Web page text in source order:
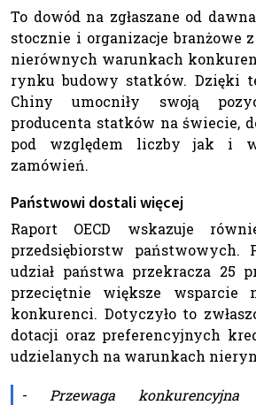
To dowód na zgłaszane od
stocznie i organizacje branżowe
nierównych warunkach
rynku budowy statków. Dzięki
Chiny umocniły swoją
producenta statków na świecie,
pod względem liczby jak i
zamówień.
Państwowi dostali więcej
Raport OECD wskazuje
przedsiębiorstw
udział państwa przekracza 25
przeciętnie większe
konkurenci. Dotyczyło to
dotacji oraz preferencyjnych
udzielanych na warunkach
- Przewaga